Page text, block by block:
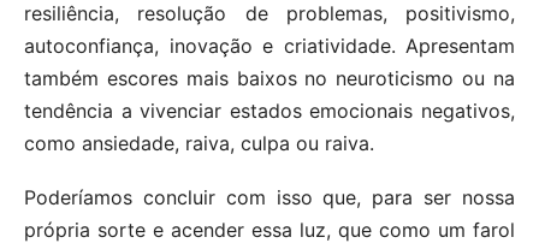
resiliência, resolução de problemas, positivismo,
autoconfiança, inovação e criatividade. Apresentam
também escores mais baixos no neuroticismo ou na
tendência a vivenciar estados emocionais negativos,
como ansiedade, raiva, culpa ou raiva.
Poderíamos concluir com isso que, para ser nossa
própria sorte e acender essa luz, que como um farol